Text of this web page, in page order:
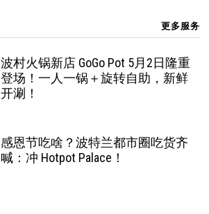
更多服务
波村火锅新店 GoGo Pot 5月2日隆重
登场！一人一锅＋旋转自助，新鲜
开涮！
感恩节吃啥？波特兰都市圈吃货齐
喊：冲 Hotpot Palace！